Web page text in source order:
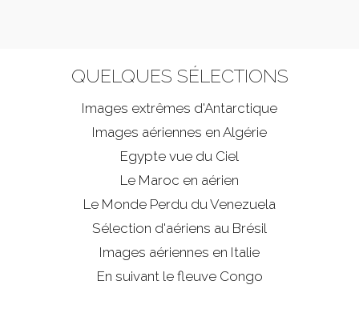
QUELQUES SÉLECTIONS
Images extrêmes d'Antarctique
Images aériennes en Algérie
Egypte vue du Ciel
Le Maroc en aérien
Le Monde Perdu du Venezuela
Sélection d'aériens au Brésil
Images aériennes en Italie
En suivant le fleuve Congo